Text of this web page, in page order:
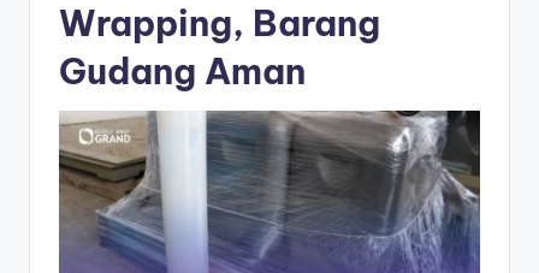
Wrapping, Barang
Gudang Aman